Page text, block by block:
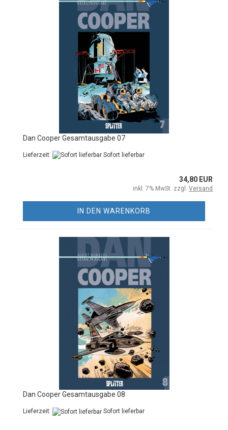
Dan Cooper Gesamtausgabe 07
Lieferzeit: Sofort lieferbar
34,80 EUR
inkl. 7% MwSt. zzgl. Versand
IN DEN WARENKORB
Dan Cooper Gesamtausgabe 08
Lieferzeit: Sofort lieferbar